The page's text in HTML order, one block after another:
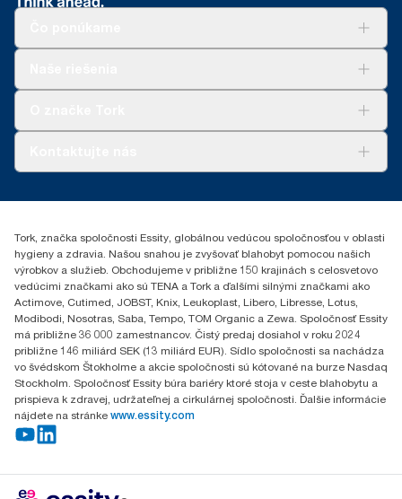
Essity Slovakia s.r.o.
049 12 Gemerská Hôrka
Tork, značka spoločnosti Essity, globálnou vedúcou spoločnosťou v oblasti
hygieny a zdravia. Našou snahou je zvyšovať blahobyt pomocou našich
výrobkov a služieb. Obchodujeme v približne 150 krajinách s celosvetovo
vedúcimi značkami ako sú TENA a Tork a ďalšími silnými značkami ako
Actimove, Cutimed, JOBST, Knix, Leukoplast, Libero, Libresse, Lotus,
Modibodi, Nosotras, Saba, Tempo, TOM Organic a Zewa. Spoločnosť Essity
má približne 36 000 zamestnancov. Čistý predaj dosiahol v roku 2024
približne 146 miliárd SEK (13 miliárd EUR). Sídlo spoločnosti sa nachádza
vo švédskom Štokholme a akcie spoločnosti sú kótované na burze Nasdaq
Stockholm. Spoločnosť Essity búra bariéry ktoré stoja v ceste blahobytu a
prispieva k zdravej, udržateľnej a cirkulárnej spoločnosti. Ďalšie informácie
nájdete na stránke www.essity.com